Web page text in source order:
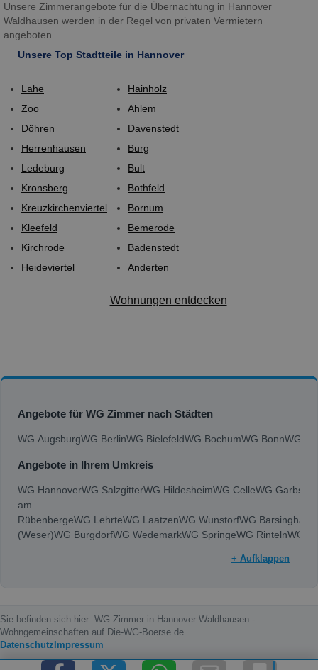
Unsere Zimmerangebote für die Übernachtung in Hannover
Waldhausen werden in der Regel von privaten Vermietern
angeboten.
Unsere Top Stadtteile in Hannover
Lahe
Zoo
Döhren
Herrenhausen
Ledeburg
Kronsberg
Kreuzkirchenviertel
Kleefeld
Kirchrode
Heideviertel
Hainholz
Ahlem
Davenstedt
Burg
Bult
Bothfeld
Bornum
Bemerode
Badenstedt
Anderten
Wohnungen entdecken
Angebote für WG Zimmer nach Städten
WG AugsburgWG BerlinWG BielefeldWG BochumWG BonnWG
Angebote in Ihrem Umkreis
WG HannoverWG SalzgitterWG HildesheimWG CelleWG Garbsen
am
RübenbergeWG LehrteWG LaatzenWG WunstorfWG
(Weser)WG BurgdorfWG WedemarkWG SpringeWG RintelnWG
+ Aufklappen
Sie befinden sich hier: WG Zimmer in Hannover Waldhausen -
Wohngemeinschaften auf Die-WG-Boerse.de
Datenschutz Impressum